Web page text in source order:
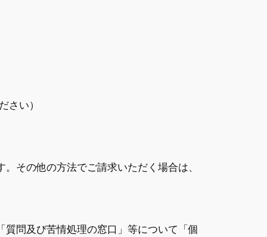
さい）
その他の方法でご請求いただく場合は、
問及び苦情処理の窓口」等について「個